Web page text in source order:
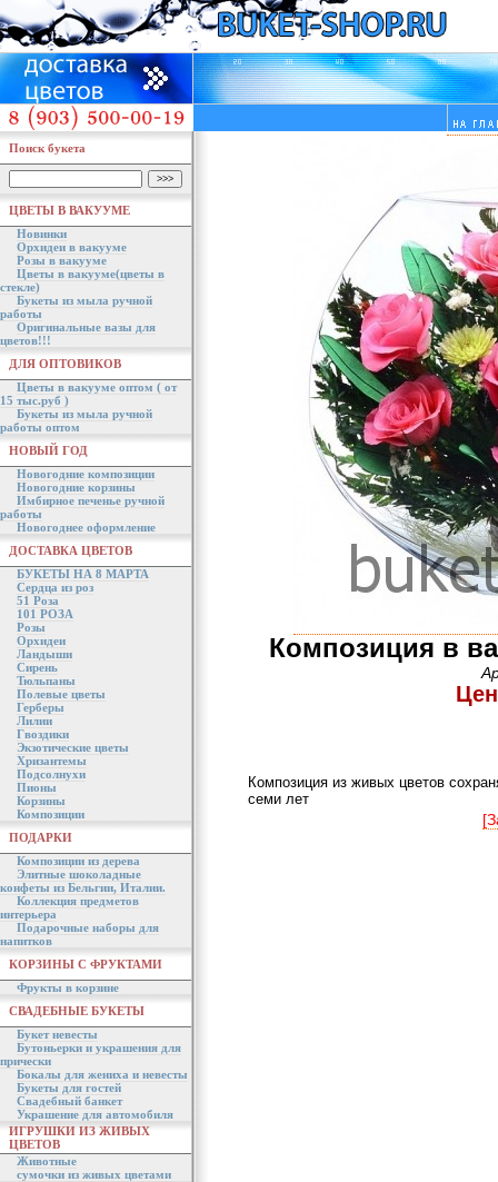
Поиск букета
ЦВЕТЫ В ВАКУУМЕ
Новинки
Орхидеи в вакууме
Розы в вакууме
Цветы в вакууме(цветы в
стекле)
Букеты из мыла ручной
работы
Оригинальные вазы для
цветов!!!
ДЛЯ ОПТОВИКОВ
Цветы в вакууме оптом ( от
15 тыс.руб )
Букеты из мыла ручной
работы оптом
НОВЫЙ ГОД
Новогодние композиции
Новогодние корзины
Имбирное печенье ручной
работы
Новогоднее оформление
ДОСТАВКА ЦВЕТОВ
БУКЕТЫ НА 8 МАРТА
Сердца из роз
51 Роза
101 РОЗА
Розы
Орхидеи
Ландыши
Сирень
Тюльпаны
Полевые цветы
Герберы
Лилии
Гвоздики
Экзотические цветы
Хризантемы
Подсолнухи
Пионы
Корзины
Композиции
ПОДАРКИ
Композиции из дерева
Элитные шоколадные
конфеты из Бельгии, Италии.
Коллекция предметов
интерьера
Подарочные наборы для
напитков
КОРЗИНЫ С ФРУКТАМИ
Фрукты в корзине
СВАДЕБНЫЕ БУКЕТЫ
Букет невесты
Бутоньерки и украшения для
прически
Бокалы для жениха и невесты
Букеты для гостей
Свадебный банкет
Украшение для автомобиля
ИГРУШКИ ИЗ ЖИВЫХ
ЦВЕТОВ
Животные
сумочки из живых цветами
Композиция в
Композиция из живых цветов
семи лет